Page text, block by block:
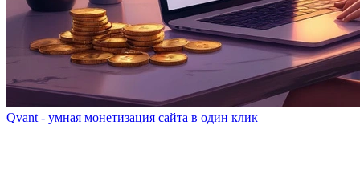
Qvant - умная монетизация сайта в один клик